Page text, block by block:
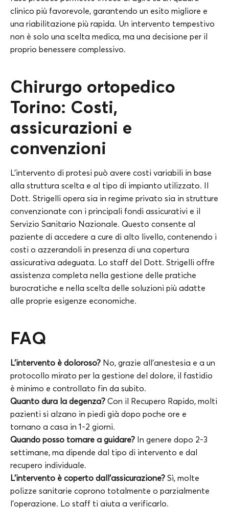
clinico più favorevole, garantendo un esito migliore e
una riabilitazione più rapida. Un intervento tempestivo
non è solo una scelta medica, ma una decisione per il
proprio benessere complessivo.
Chirurgo ortopedico
Torino: Costi,
assicurazioni e
convenzioni
L’intervento di protesi può avere costi variabili in base
alla struttura scelta e al tipo di impianto utilizzato. Il
Dott. Strigelli opera sia in regime privato sia in strutture
convenzionate con i principali fondi assicurativi e il
Servizio Sanitario Nazionale. Questo consente al
paziente di accedere a cure di alto livello, contenendo i
costi o azzerandoli in presenza di una copertura
assicurativa adeguata. Lo staff del Dott. Strigelli offre
assistenza completa nella gestione delle pratiche
burocratiche e nella scelta delle soluzioni più adatte
alle proprie esigenze economiche.
FAQ
L’intervento è doloroso? No, grazie all’anestesia e a un
protocollo mirato per la gestione del dolore, il fastidio
è minimo e controllato fin da subito.
Quanto dura la degenza? Con il Recupero Rapido, molti
pazienti si alzano in piedi già dopo poche ore e
tornano a casa in 1-2 giorni.
Quando posso tornare a guidare? In genere dopo 2-3
settimane, ma dipende dal tipo di intervento e dal
recupero individuale.
L’intervento è coperto dall’assicurazione? Sì, molte
polizze sanitarie coprono totalmente o parzialmente
l’operazione. Lo staff ti aiuta a verificarlo.